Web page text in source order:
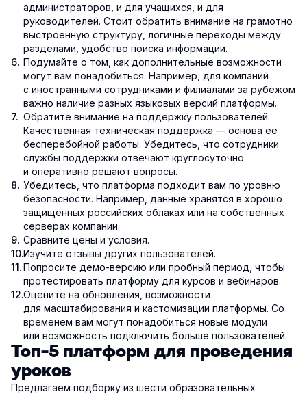
администраторов, и для учащихся, и для
руководителей. Стоит обратить внимание на грамотно
выстроенную структуру, логичные переходы между
разделами, удобство поиска информации.
Подумайте о том, как дополнительные возможности
могут вам понадобиться. Например, для компаний
с иностранными сотрудниками и филиалами за рубежом
важно наличие разных языковых версий платформы.
Обратите внимание на поддержку пользователей.
Качественная техническая поддержка — основа её
бесперебойной работы. Убедитесь, что сотрудники
службы поддержки отвечают круглосуточно
и оперативно решают вопросы.
Убедитесь, что платформа подходит вам по уровню
безопасности. Например, данные хранятся в хорошо
защищённых российских облаках или на собственных
серверах компании.
Сравните цены и условия.
Изучите отзывы других пользователей.
Попросите демо-версию или пробный период, чтобы
протестировать платформу для курсов и вебинаров.
Оцените на обновления, возможности
для масштабирования и кастомизации платформы. Со
временем вам могут понадобиться новые модули
или возможность подключить больше пользователей.
Топ-5 платформ для проведения
уроков
Предлагаем подборку из шести образовательных